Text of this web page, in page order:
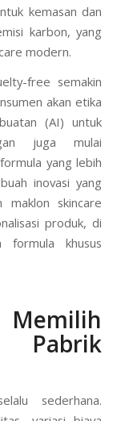
kemasan dan
karbon, yang
modern.
free semakin
akan etika
(AI) untuk
juga mulai
yang lebih
inovasi yang
maklon skincare
produk, di
formula khusus
Memilih
Pabrik
sederhana.